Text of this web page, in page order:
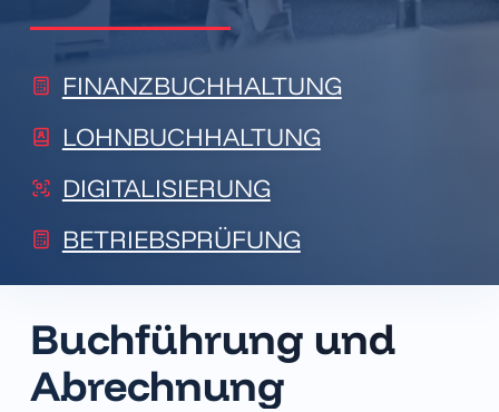
FINANZBUCHHALTUNG
LOHNBUCHHALTUNG
DIGITALISIERUNG
BETRIEBSPRÜFUNG
Buch­führung und
Abrechnung